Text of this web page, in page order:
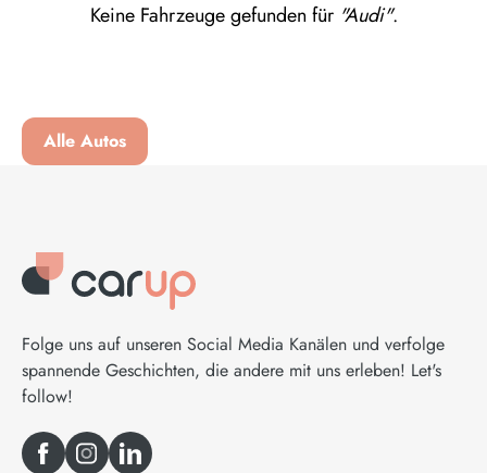
Keine Fahrzeuge gefunden für "Audi".
Alle Autos
Folge uns auf unseren Social Media Kanälen und verfolge
spannende Geschichten, die andere mit uns erleben! Let's
follow!